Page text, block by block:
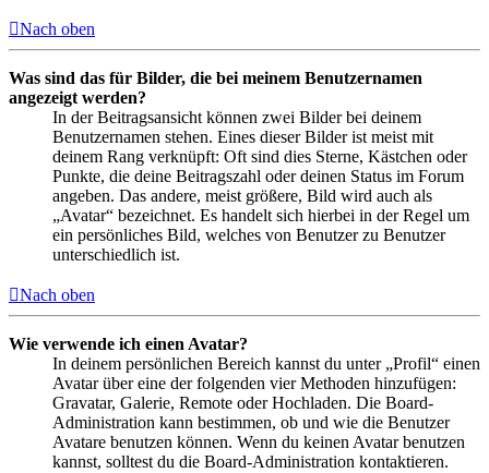
Nach oben
Was sind das für Bilder, die bei meinem Benutzernamen
angezeigt werden?
In der Beitragsansicht können zwei Bilder bei deinem
Benutzernamen stehen. Eines dieser Bilder ist meist mit
deinem Rang verknüpft: Oft sind dies Sterne, Kästchen oder
Punkte, die deine Beitragszahl oder deinen Status im Forum
angeben. Das andere, meist größere, Bild wird auch als
„Avatar“ bezeichnet. Es handelt sich hierbei in der Regel um
ein persönliches Bild, welches von Benutzer zu Benutzer
unterschiedlich ist.
Nach oben
Wie verwende ich einen Avatar?
In deinem persönlichen Bereich kannst du unter „Profil“ einen
Avatar über eine der folgenden vier Methoden hinzufügen:
Gravatar, Galerie, Remote oder Hochladen. Die Board-
Administration kann bestimmen, ob und wie die Benutzer
Avatare benutzen können. Wenn du keinen Avatar benutzen
kannst, solltest du die Board-Administration kontaktieren.